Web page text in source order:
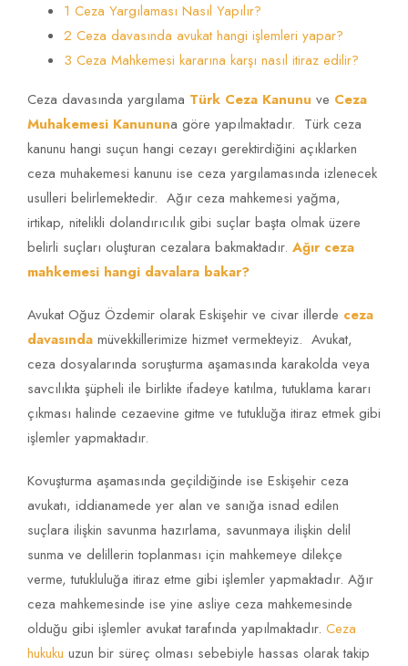
1 Ceza Yargılaması Nasıl Yapılır?
2 Ceza davasında avukat hangi işlemleri yapar?
3 Ceza Mahkemesi kararına karşı nasıl itiraz edilir?
Ceza davasında yargılama Türk Ceza Kanunu ve Ceza
Muhakemesi Kanununa göre yapılmaktadır. Türk ceza
kanunu hangi suçun hangi cezayı gerektirdiğini açıklarken
ceza muhakemesi kanunu ise ceza yargılamasında izlenecek
usulleri belirlemektedir. Ağır ceza mahkemesi yağma,
irtikap, nitelikli dolandırıcılık gibi suçlar başta olmak üzere
belirli suçları oluşturan cezalara bakmaktadır. Ağır ceza
mahkemesi hangi davalara bakar?
Avukat Oğuz Özdemir olarak Eskişehir ve civar illerde ceza
davasında müvekkillerimize hizmet vermekteyiz. Avukat,
ceza dosyalarında soruşturma aşamasında karakolda veya
savcılıkta şüpheli ile birlikte ifadeye katılma, tutuklama kararı
çıkması halinde cezaevine gitme ve tutukluğa itiraz etmek gibi
işlemler yapmaktadır.
Kovuşturma aşamasında geçildiğinde ise Eskişehir ceza
avukatı, iddianamede yer alan ve sanığa isnad edilen
suçlara ilişkin savunma hazırlama, savunmaya ilişkin delil
sunma ve delillerin toplanması için mahkemeye dilekçe
verme, tutukluluğa itiraz etme gibi işlemler yapmaktadır. Ağır
ceza mahkemesinde ise yine asliye ceza mahkemesinde
olduğu gibi işlemler avukat tarafında yapılmaktadır. Ceza
hukuku uzun bir süreç olması sebebiyle hassas olarak takip